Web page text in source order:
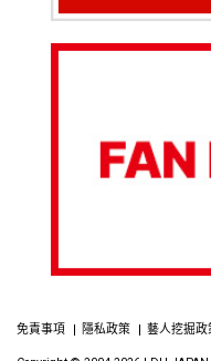
免責事項 隱私政策 藝人挖掘政